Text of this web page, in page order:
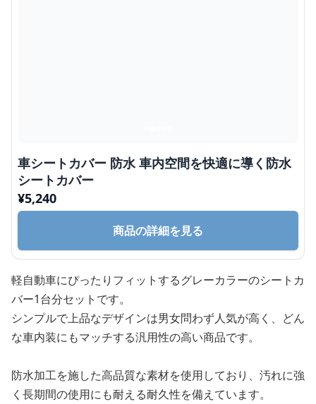
車シートカバー 防水 車内空間を快適に導く防水
シートカバー
¥5,240
商品の詳細を見る
軽自動車にぴったりフィットするグレーカラーのシートカ
バー1台分セットです。
シンプルで上品なデザインは男女問わず人気が高く、どん
な車内装にもマッチする汎用性の高い商品です。
防水加工を施した高品質な素材を使用しており、汚れに強
く長期間の使用にも耐える耐久性を備えています。